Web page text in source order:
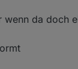
den Wert
nicht.da doch